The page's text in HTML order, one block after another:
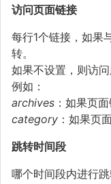
访问页面链接
每行1个链接，如果
转。
如果不设置，则访问
例如：
archives ：如果页
category ：如果页
跳转时间段
哪个时间段内进行跳